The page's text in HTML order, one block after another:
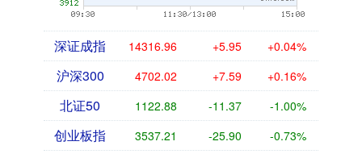
深证成指 14316.96 +5.95 +0.04%
沪深300 4702.02 +7.59 +0.16%
北证50 1122.88 -11.37 -1.00%
创业板指 3537.21 -25.90 -0.73%